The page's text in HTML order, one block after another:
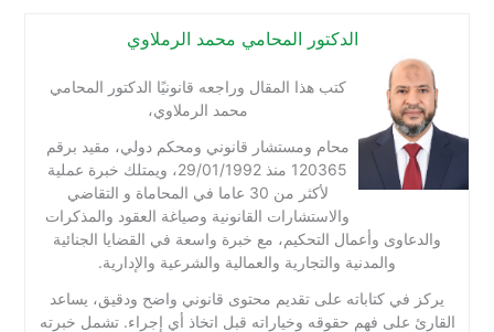
الدكتور المحامي محمد الرملاوي
كتب هذا المقال وراجعه قانونيًا الدكتور المحامي
محمد الرملاوي،
محام ومستشار قانوني ومحكم دولي، مقيد برقم
120365 منذ 29/01/1992، ويمتلك خبرة عملية
لأكثر من 30 عاما في المحاماة و التقاضي
والاستشارات القانونية وصياغة العقود والمذكرات
والدعاوى وأعمال التحكيم، مع خبرة واسعة في القضايا الجنائية
والمدنية والتجارية والعمالية والشرعية والإدارية.
يركز في كتاباته على تقديم محتوى قانوني واضح ودقيق، يساعد
القارئ على فهم حقوقه وخياراته قبل اتخاذ أي إجراء. تشمل خبرته